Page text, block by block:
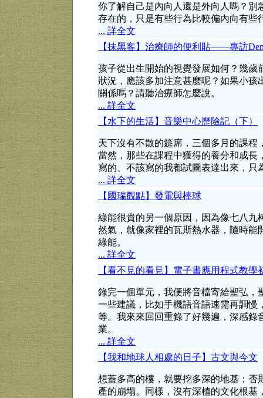
你了解自己是內向人還是外向人嗎？
存在的，只是有些行為比較偏內向有些
... 詳全文
【抹黑客】治療師的便利貼——專訪
孩子從出生開始的視覺發展如何？幾
狀況，應該多加注意甚麼呢？如果小
關係嗎？請聽治療師怎麼說。
... 詳全文
【水下的生活】音樂中心歷險記（下）
天下沒有不散的筵席，三個多月的課
當然，那些在課程中獲得的養分和成
寫的、不該寫的我都試圖表達出來，
... 詳全文
【國瑞觀點】發電與棒球
綠能很貴的另一個原因，因為像七八
然氣，就像家裡的瓦斯熱水器，隨時
綠能。
... 詳全文
【看不見的看見】電子書應用程式教學
錄完一個單元，我便將音檔寄給聖弘
一些建議，比如手機語音語速需再調
等。我來來回回重錄了好幾遍，深感
業。
... 詳全文
【我和地球人相處的日子】古文與今文
想蓋多高的樓，就要挖多深的地基；
產的崩塌。同樣，沒有深植的文化根